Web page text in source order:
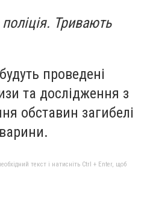
Тривають
проведені
та дослідження з
обставин загибелі
текст і натисніть Ctrl + Enter, щоб